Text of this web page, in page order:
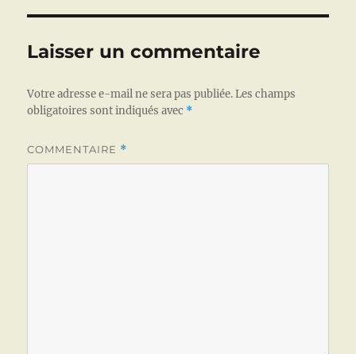
Laisser un commentaire
Votre adresse e-mail ne sera pas publiée. Les champs
obligatoires sont indiqués avec *
COMMENTAIRE *